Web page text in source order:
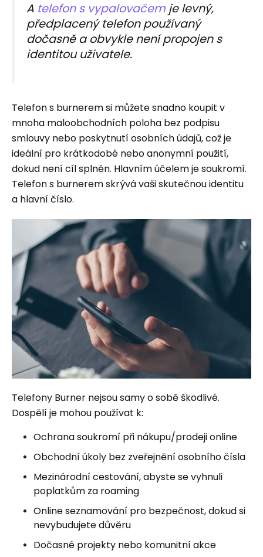
A telefon s vypalovačem je levný,
předplacený telefon používaný
dočasně a obvykle není propojen s
identitou uživatele.
Telefon s burnerem si můžete snadno koupit v
mnoha maloobchodních poloha bez podpisu
smlouvy nebo poskytnutí osobních údajů, což je
ideální pro krátkodobé nebo anonymní použití,
dokud není cíl splněn. Hlavním účelem je soukromí.
Telefon s burnerem skrývá vaši skutečnou identitu
a hlavní číslo.
Telefony Burner nejsou samy o sobě škodlivé.
Dospělí je mohou používat k:
Ochrana soukromí při nákupu/prodeji online
Obchodní úkoly bez zveřejnění osobního čísla
Mezinárodní cestování, abyste se vyhnuli
poplatkům za roaming
Online seznamování pro bezpečnost, dokud si
nevybudujete důvěru
Dočasné projekty nebo komunitní akce